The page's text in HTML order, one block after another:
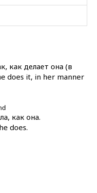
как делает она (в
does it, in her manner
как она.
does.